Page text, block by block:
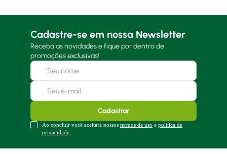
Cadastre-se em nossa Newsletter
Receba as novidades e fique por dentro de
promoções exclusivas!
Cadastrar
Ao concluir você aceitará nossos termos de uso e política de
privacidade.